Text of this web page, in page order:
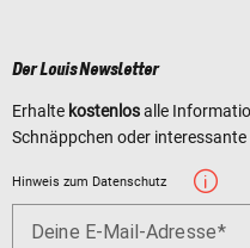
Der Louis Newsletter
Erhalte kostenlosalle
Schnäppchen oder interessante
Hinweis zum Datenschutz
Deine E-Mail-Adresse